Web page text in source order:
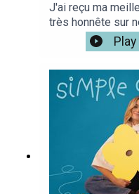
J'ai reçu ma
très honnête sur
travail qui a
grandi
mêmes envies,
pourtant,
qu'on vit les
autour du travail
de l'autre.Si tu
c'est iciMon café
perso @leajplf
Play